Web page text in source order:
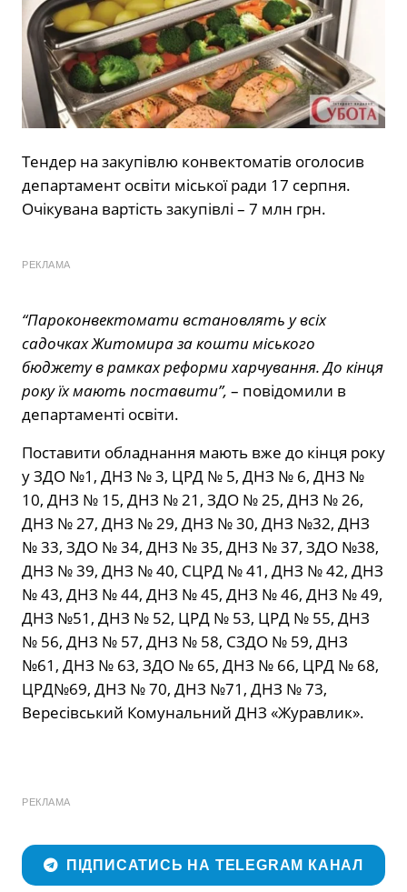
Тендер на закупівлю конвектоматів оголосив
департамент освіти міської ради 17 серпня.
Очікувана вартість закупівлі – 7 млн грн.
РЕКЛАМА
“Пароконвектомати встановлять у всіх
садочках Житомира за кошти міського
бюджету в рамках реформи харчування. До кінця
року їх мають поставити”, – повідомили в
департаменті освіти.
Поставити обладнання мають вже до кінця року
у ЗДО №1, ДНЗ № 3, ЦРД № 5, ДНЗ № 6, ДНЗ №
10, ДНЗ № 15, ДНЗ № 21, ЗДО № 25, ДНЗ № 26,
ДНЗ № 27, ДНЗ № 29, ДНЗ № 30, ДНЗ №32, ДНЗ
№ 33, ЗДО № 34, ДНЗ № 35, ДНЗ № 37, ЗДО №38,
ДНЗ № 39, ДНЗ № 40, СЦРД № 41, ДНЗ № 42, ДНЗ
№ 43, ДНЗ № 44, ДНЗ № 45, ДНЗ № 46, ДНЗ № 49,
ДНЗ №51, ДНЗ № 52, ЦРД № 53, ЦРД № 55, ДНЗ
№ 56, ДНЗ № 57, ДНЗ № 58, СЗДО № 59, ДНЗ
№61, ДНЗ № 63, ЗДО № 65, ДНЗ № 66, ЦРД № 68,
ЦРД№69, ДНЗ № 70, ДНЗ №71, ДНЗ № 73,
Вересівський Комунальний ДНЗ «Журавлик».
РЕКЛАМА
ПІДПИСАТИСЬ НА TELEGRAM КАНАЛ